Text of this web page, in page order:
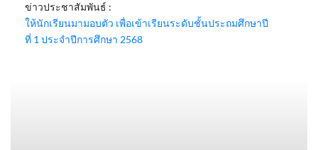
ข่าวประชาสัมพันธ์ :
ให้นักเรียนมามอบตัว เพื่อเข้าเรียนระดับชั้นประถมศึกษาปี
ที่ 1 ประจำปีการศึกษา 2568